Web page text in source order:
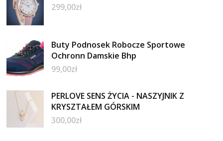
299,00zł
Buty Podnosek Robocze Sportowe
Ochronn Damskie Bhp
99,00zł
PERLOVE SENS ŻYCIA - NASZYJNIK Z
KRYSZTAŁEM GÓRSKIM
300,00zł